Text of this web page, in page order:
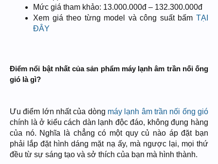
Mức giá tham khảo: 13.000.000đ – 132.300.000đ
Xem giá theo từng model và công suất bấm TẠI
ĐÂY
Điểm nổi bật nhất của sản phẩm máy lạnh âm trần nối ống
gió là gì?
Ưu điểm lớn nhất của dòng máy lạnh âm trần nối ống gió
chính là ở kiểu cách dàn lạnh độc đáo, không đụng hàng
của nó. Nghĩa là chẳng có một quy củ nào áp đặt bạn
phải lắp đặt hình dáng mặt nạ ấy, mà ngược lại, mọi thứ
đều từ sự sáng tạo và sở thích của bạn mà hình thành.